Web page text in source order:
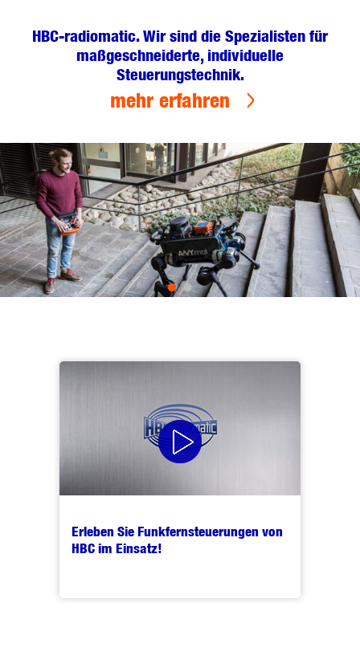
HBC-radiomatic. Wir sind die Spezialisten für
maßgeschneiderte, individuelle
Steuerungstechnik.
mehr erfahren
••
Erleben Sie Funkfernsteuerungen von
HBC im Einsatz!